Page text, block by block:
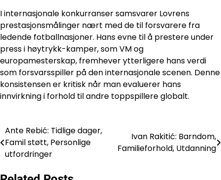
I internasjonale konkurranser samsvarer Lovrens
prestasjonsmålinger nært med de til forsvarere fra
ledende fotballnasjoner. Hans evne til å prestere under
press i høytrykk-kamper, som VM og
europamesterskap, fremhever ytterligere hans verdi
som forsvarsspiller på den internasjonale scenen. Denne
konsistensen er kritisk når man evaluerer hans
innvirkning i forhold til andre toppspillere globalt.
Post
navigation
Ante Rebić: Tidlige dager,
Famil støtt, Personlige
utfordringer
Ivan Rakitić: Barndom,
Familieforhold, Utdanning